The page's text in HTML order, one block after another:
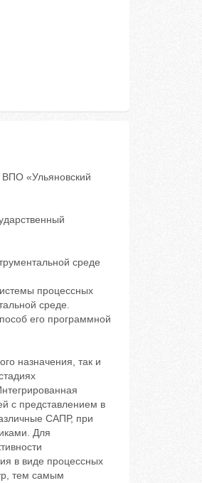
«Ульяновский
среде
процессных
среде.
его программной
назначения, так и
с представлением в
САПР, при
Для
в виде процессных
тем самым